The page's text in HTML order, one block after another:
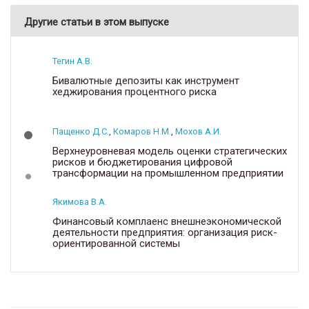
Другие статьи в этом выпуске
Тегин А.В.
Бивалютные депозиты как инструмент
хеджирования процентного риска
Пащенко Д.С. Комаров Н.М. Мохов А.И.
Верхнеуровневая модель оценки стратегических
рисков и бюджетирования цифровой
трансформации на промышленном предприятии
Якимова В.А.
Финансовый комплаенс внешнеэкономической
деятельности предприятия: организация риск-
ориентированной системы